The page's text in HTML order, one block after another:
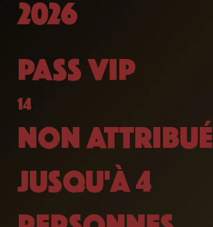
2026
PASS VIP
14
NON ATTRIBUÉ
JUSQU'À 4